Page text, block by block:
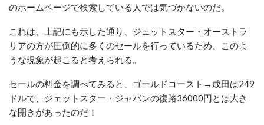
のホームページで検索している人では気づかないのだ。
これは、上記にも示した通り、ジェットスター・オーストラ
リアの方が圧倒的に多くのセールを行っているため、このよ
うな現象が起こると考えられる。
セールの料金を調べてみると、ゴールドコースト→成田は249
ドルで、ジェットスター・ジャパンの復路36000円とは大き
な開きがあったのだ！